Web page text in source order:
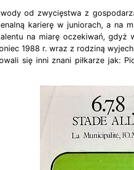
od zwycięstwa z
karierę w juniorach, a
na miarę oczekiwań,
1988 r. wraz z rodziną
się inni znani piłkarze jak: